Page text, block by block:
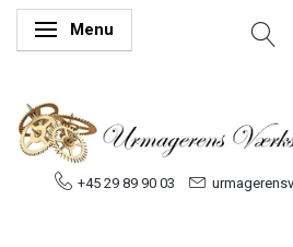
Skifte navigation
Menu
+45 29 89 90 03